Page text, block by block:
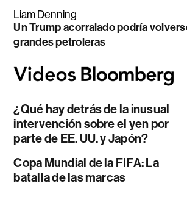
Liam Denning
Un Trump acorralado podría
grandes petroleras
¿Qué hay detrás de la inusual
intervención sobre el yen por
parte de EE. UU. y Japón?
Copa Mundial de la FIFA: La
batalla de las marcas